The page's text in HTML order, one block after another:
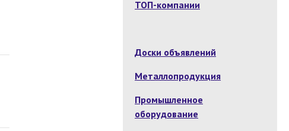
ТОП-компании
Доски объявлений
Металлопродукция
Промышленное
оборудование